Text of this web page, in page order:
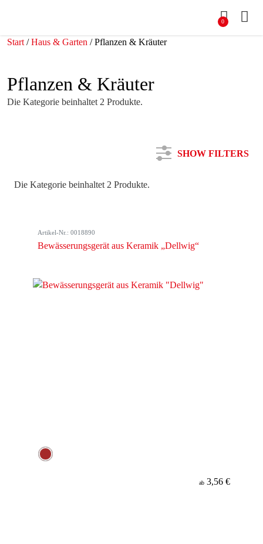
0
Start /Haus & Garten / Pflanzen & Kräuter
Pflanzen & Kräuter
Die Kategorie beinhaltet 2 Produkte.
SHOW FILTERS
Farbe
Die Kategorie beinhaltet 2 Produkte.
Artikel-Nr.: 0018890
Bewässerungsgerät aus Keramik „Dellwig“
ab 3,56 €